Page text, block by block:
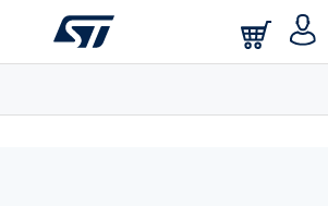
English